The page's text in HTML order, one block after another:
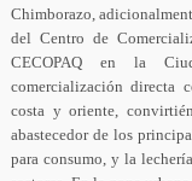
Chimborazo,
del Centro de
CECOPAQ en la
comercialización directa
costa y oriente,
abastecedor de los
para consumo, y la